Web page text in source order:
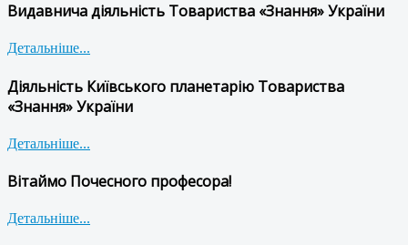
Видавнича діяльність Товариства «Знання» України
Детальніше...
Діяльність Київського планетарію Товариства
«Знання» України
Детальніше...
Вітаймо Почесного професора!
Детальніше...